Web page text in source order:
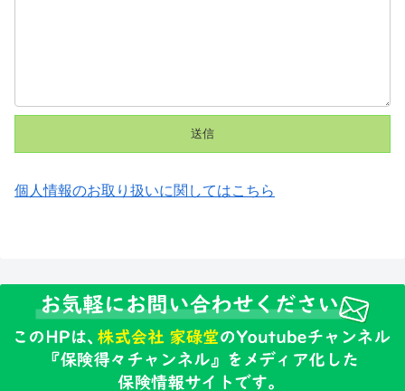
個人情報のお取り扱いに関してはこちら